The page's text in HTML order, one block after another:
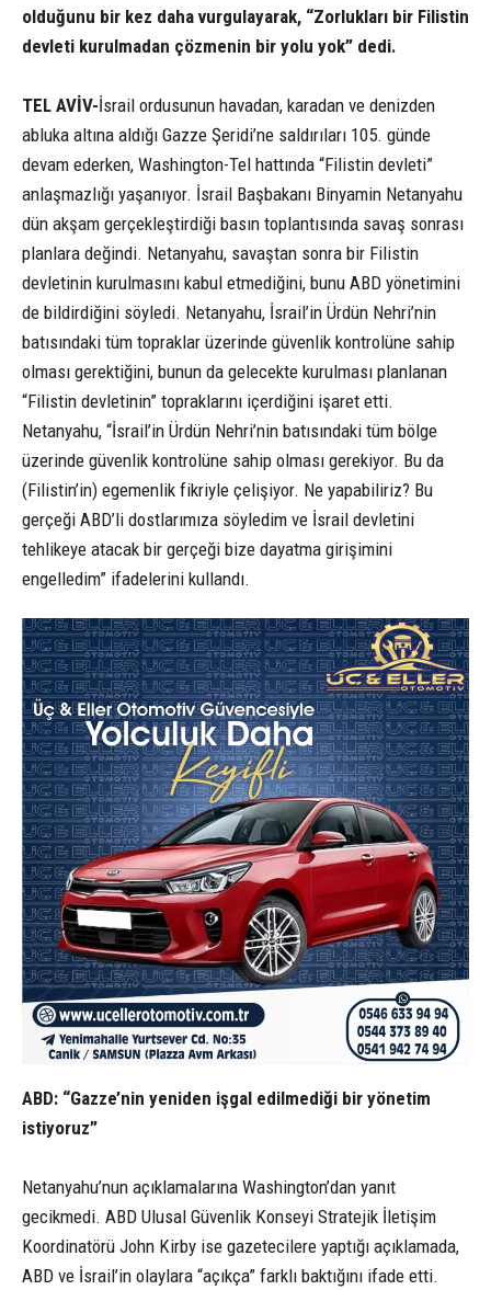
olduğunu bir kez daha vurgulayarak, “Zorlukları bir Filistin
devleti kurulmadan çözmenin bir yolu yok” dedi.
TEL AVİV-İsrail ordusunun havadan, karadan ve denizden
abluka altına aldığı Gazze Şeridi’ne saldırıları 105. günde
devam ederken, Washington-Tel hattında “Filistin devleti”
anlaşmazlığı yaşanıyor. İsrail Başbakanı Binyamin Netanyahu
dün akşam gerçekleştirdiği basın toplantısında savaş sonrası
planlara değindi. Netanyahu, savaştan sonra bir Filistin
devletinin kurulmasını kabul etmediğini, bunu ABD yönetimini
de bildirdiğini söyledi. Netanyahu, İsrail’in Ürdün Nehri’nin
batısındaki tüm topraklar üzerinde güvenlik kontrolüne sahip
olması gerektiğini, bunun da gelecekte kurulması planlanan
“Filistin devletinin” topraklarını içerdiğini işaret etti.
Netanyahu, “İsrail’in Ürdün Nehri’nin batısındaki tüm bölge
üzerinde güvenlik kontrolüne sahip olması gerekiyor. Bu da
(Filistin’in) egemenlik fikriyle çelişiyor. Ne yapabiliriz? Bu
gerçeği ABD’li dostlarımıza söyledim ve İsrail devletini
tehlikeye atacak bir gerçeği bize dayatma girişimini
engelledim” ifadelerini kullandı.
ABD: “Gazze’nin yeniden işgal edilmediği bir yönetim
istiyoruz”
Netanyahu’nun açıklamalarına Washington’dan yanıt
gecikmedi. ABD Ulusal Güvenlik Konseyi Stratejik İletişim
Koordinatörü John Kirby ise gazetecilere yaptığı açıklamada,
ABD ve İsrail’in olaylara “açıkça” farklı baktığını ifade etti.